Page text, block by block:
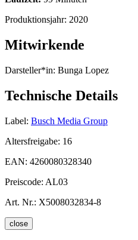
Produktionsjahr: 2020
Mitwirkende
Darsteller*in: Bunga Lopez
Technische Details
Label: Busch Media Group
Altersfreigabe: 16
EAN: 4260080328340
Preiscode: AL03
Art. Nr.: X5008032834-8
close